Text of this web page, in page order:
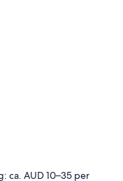
et utendørs basseng
er tilgjengelige enten
kan tilkomme.
ca. AUD 10–35 per